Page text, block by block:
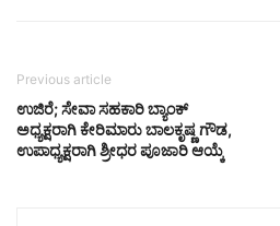
Previous article
ಉಜಿರೆ; ಸೇವಾ ಸಹಕಾರಿ ಬ್ಯಾಂಕ್
ಅಧ್ಯಕ್ಷರಾಗಿ ಕೇರಿಮಾರು ಬಾಲಕೃಷ್ಣ ಗೌಡ,
ಉಪಾಧ್ಯಕ್ಷರಾಗಿ ಶ್ರೀಧರ ಪೂಜಾರಿ ಆಯ್ಕೆ